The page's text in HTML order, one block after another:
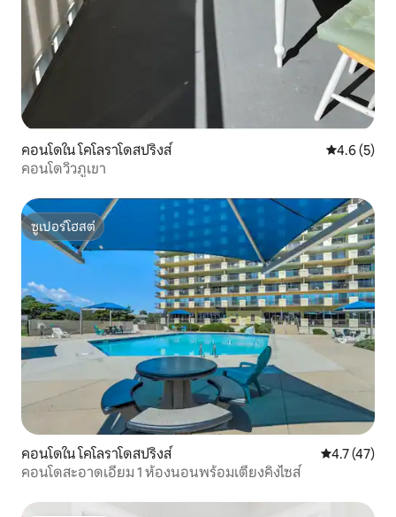
คอนโดใน โคโลราโดสปริงส์ คะแนนเฉลี่
4.6 (5)
คอนโดวิวภูเขา
ซูเปอร์โฮสต์
ซูเปอร์โฮสต์
คอนโดใน โคโลราโดสปริงส์ คะแนนเฉลี่ย
4.7 (47)
คอนโดสะอาดเอี่ยม 1 ห้องนอนพร้อมเตียงคิงไซส์